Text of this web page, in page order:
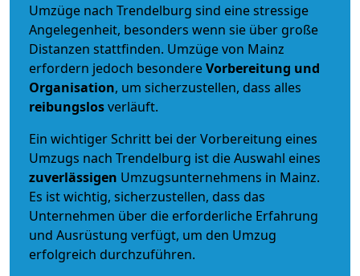
Umzüge nach Trendelburg sind eine stressige
Angelegenheit, besonders wenn sie über große
Distanzen stattfinden. Umzüge von Mainz
erfordern jedoch besondereVorbereitung und
Organisation, um sicherzustellen, dass alles
reibungslosverläuft.
Ein wichtiger Schritt bei der Vorbereitung eines
Umzugs nach Trendelburg ist die Auswahl eines
zuverlässigen Umzugsunternehmens in Mainz.
Es ist wichtig, sicherzustellen, dass das
Unternehmen über die erforderliche Erfahrung
und Ausrüstung verfügt, um den Umzug
erfolgreich durchzuführen.